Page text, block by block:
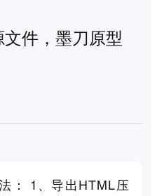
件，墨刀原型
： 1、导出HTML压